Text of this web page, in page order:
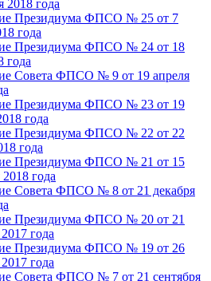
2018 года
Президиума ФПСО № 25 от 7
года
Президиума ФПСО № 24 от 18
года
Совета ФПСО № 9 от 19 апреля
Президиума ФПСО № 23 от 19
года
Президиума ФПСО № 22 от 22
года
Президиума ФПСО № 21 от 15
года
Совета ФПСО № 8 от 21 декабря
Президиума ФПСО № 20 от 21
года
Президиума ФПСО № 19 от 26
года
Совета ФПСО № 7 от 21 сентября